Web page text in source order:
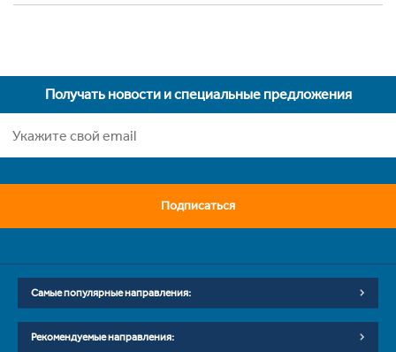
Получать новости и специальные предложения
Подписаться
Самые популярные направления:
Рекомендуемые направления: